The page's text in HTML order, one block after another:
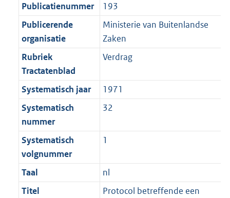
Publicatienummer
193
Publicerende
organisatie
Ministerie van Buitenlandse
Zaken
Rubriek
Tractatenblad
Verdrag
Systematisch jaar
1971
Systematisch
nummer
32
Systematisch
volgnummer
1
Taal
nl
Titel
Protocol betreffende een